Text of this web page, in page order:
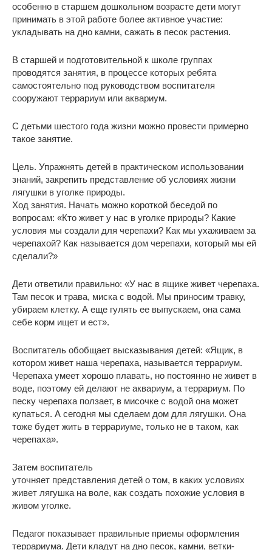
особенно в старшем дошкольном возрасте дети могут
принимать в этой работе более активное участие:
укладывать на дно камни, сажать в песок растения.
В старшей и подготовительной к школе группах
проводятся занятия, в процессе которых ребята
самостоятельно под руководством воспитателя
сооружают террариум или аквариум.
С детьми шестого года жизни можно провести примерно
такое занятие.
Цель. Упражнять детей в практическом использовании
знаний, закрепить представление об условиях жизни
лягушки в уголке природы.
Ход занятия. Начать можно короткой беседой по
вопросам: «Кто живет у нас в уголке природы? Какие
условия мы создали для черепахи? Как мы ухаживаем за
черепахой? Как называется дом черепахи, который мы ей
сделали?»
Дети ответили правильно: «У нас в ящике живет черепаха.
Там песок и трава, миска с водой. Мы приносим травку,
убираем клетку. А еще гулять ее выпускаем, она сама
себе корм ищет и ест».
Воспитатель обобщает высказывания детей: «Ящик, в
котором живет наша черепаха, называется террариум.
Черепаха умеет хорошо плавать, но постоянно не живет в
воде, поэтому ей делают не аквариум, а террариум. По
песку черепаха ползает, в мисочке с водой она может
купаться. А сегодня мы сделаем дом для лягушки. Она
тоже будет жить в террариуме, только не в таком, как
черепаха».
Затем воспитатель
уточняет представления детей о том, в каких условиях
живет лягушка на воле, как создать похожие условия в
живом уголке.
Педагог показывает правильные приемы оформления
террариума. Дети кладут на дно песок, камни, ветки-